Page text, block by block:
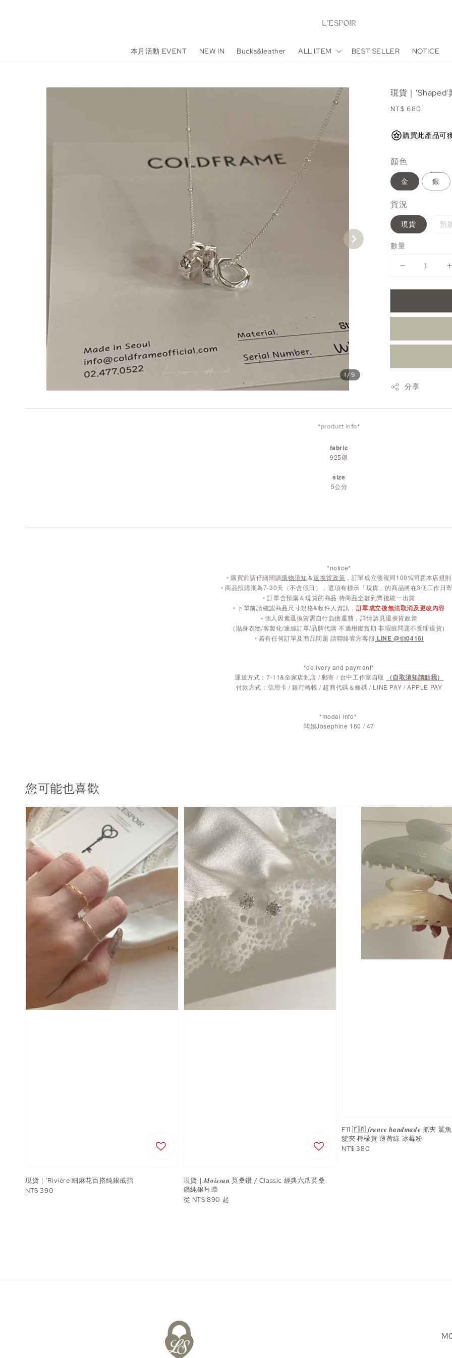
本月活動 EVENT NEW IN Bucks&leather ALL ITEM BEST SELLER NOTICE
1/9
現貨｜'Shaped'
Regular
NT$ 680
購買此產品可
顏色
金 銀
貨況
現貨 預
數量
分享
*product info*
fabric
925銀
size
5公分
*notice*
◦購買前請仔細閱讀購物須知 ＆退換貨政策 ，訂單成立後視同100%同意本店規則
◦商品預購期為7-30天（不含假日），選項有標示「現貨」的商品將在3個工作日
◦ 訂單含預購＆現貨的商品 待商品全數到齊後統一出貨
◦ 下單前請確認商品尺寸規格&收件人資訊， 訂單成立後無法取消及更改內容
◦ 個人因素退換貨需自行負擔運費，詳情請見退換貨政策
（貼身衣物/客製化/連線訂單/品牌代購 不適用鑑賞期 非瑕疵問題不受理退貨）
◦ 若有任何訂單及商品問題 請聯絡官方客服 LINE @tlt0416i
*delivery and payment*
運送方式：7-11&全家店到店 / 郵寄 / 台中工作室自取
（自取須知請點我）
付款方式：信用卡 / 銀行轉帳 / 超商代碼＆條碼 / LINE PAY / APPLE PAY
*model info*
闆娘Josephine 160 / 47
您可能也喜歡
現貨｜‘Rivière’細麻花百搭純銀戒指
Regular
NT$ 390
現貨｜𝑴𝒐𝒊𝒔𝒔𝒂𝒏 莫桑鑽 / Classic 經典六爪莫桑
鑽純銀耳環
Regular
從 NT$ 890 起
F11 🇫🇷 𝒇𝒓𝒂𝒏𝒄𝒆 𝒉𝒂𝒏𝒅𝒎𝒂𝒅𝒆 抓夾 鯊
髮夾 檸檬黃 薄荷綠 冰莓粉
Regular
NT$ 380